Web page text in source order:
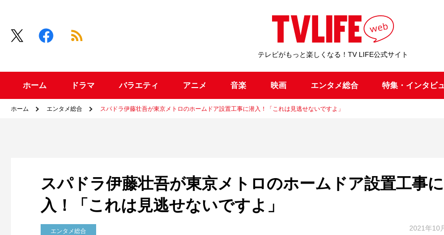
テレビがもっと楽しくなる！TV LIFE公式サイト
ホーム ドラマ バラエティ アニメ 音楽 映画 エンタメ総合 特集・インタビ
ホーム エンタメ総合 スパドラ伊藤壮吾が東京メトロのホームドア設置工事に潜入！「これは見逃せないですよ」
スパドラ伊藤壮吾が東京メトロのホームドア設置工事
入！「これは見逃せないですよ」
エンタメ総合 2021年10